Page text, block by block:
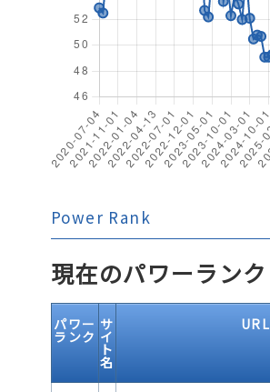
Power Rank
現在のパワーランク
パワー
ランク
サ
イ
ト
名
URL